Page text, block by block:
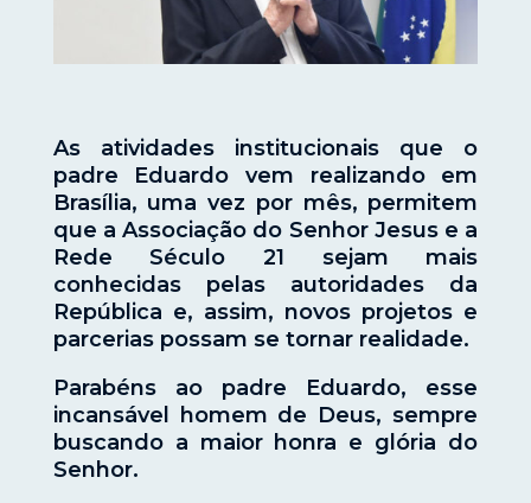
As atividades institucionais que o
padre Eduardo vem realizando em
Brasília, uma vez por mês, permitem
que a Associação do Senhor Jesus e a
Rede Século 21 sejam mais
conhecidas pelas autoridades da
República e, assim, novos projetos e
parcerias possam se tornar realidade.
Parabéns ao padre Eduardo, esse
incansável homem de Deus, sempre
buscando a maior honra e glória do
Senhor.